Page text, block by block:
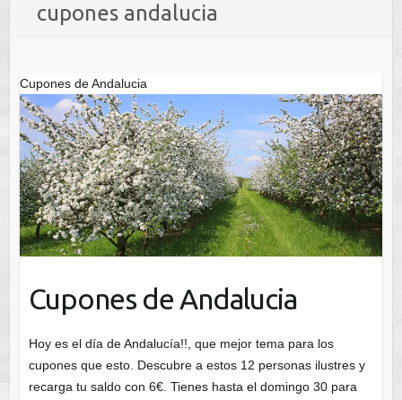
cupones andalucia
Cupones de Andalucia
Cupones de Andalucia
Hoy es el día de Andalucía!!, que mejor tema para los
cupones que esto. Descubre a estos 12 personas ilustres y
recarga tu saldo con 6€. Tienes hasta el domingo 30 para